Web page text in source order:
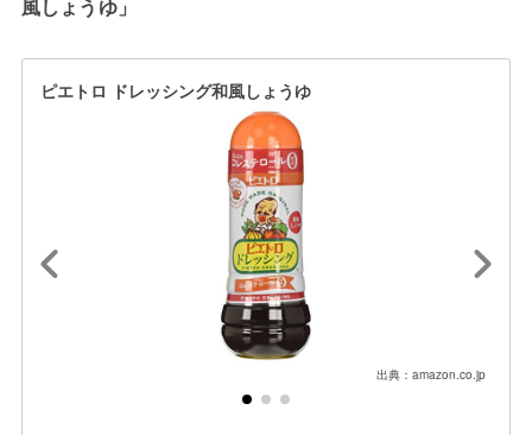
風しょうゆ」
ピエトロ ドレッシング和風しょうゆ
出典：amazon.co.jp